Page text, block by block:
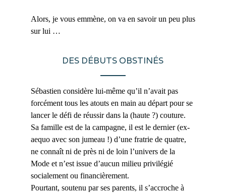
Alors, je vous emmène, on va en savoir un peu plus
sur lui …
DES DÉBUTS OBSTINÉS
Sébastien considère lui-même qu’il n’avait pas
forcément tous les atouts en main au départ pour se
lancer le défi de réussir dans la (haute ?) couture.
Sa famille est de la campagne, il est le dernier (ex-
aequo avec son jumeau !) d’une fratrie de quatre,
ne connaît ni de près ni de loin l’univers de la
Mode et n’est issue d’aucun milieu privilégié
socialement ou financièrement.
Pourtant, soutenu par ses parents, il s’accroche à